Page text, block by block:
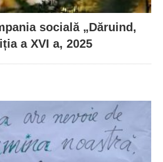
socială „Dăruind,
a XVI a, 2025